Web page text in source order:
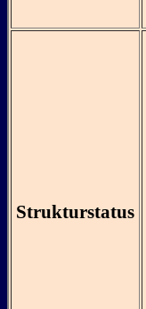
Strukturstatus